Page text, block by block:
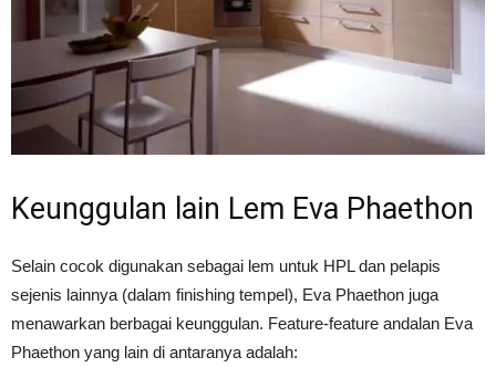
Keunggulan lain Lem Eva Phaethon
Selain cocok digunakan sebagai lem untuk HPL dan pelapis
sejenis lainnya (dalam finishing tempel), Eva Phaethon juga
menawarkan berbagai keunggulan. Feature-feature andalan Eva
Phaethon yang lain di antaranya adalah: